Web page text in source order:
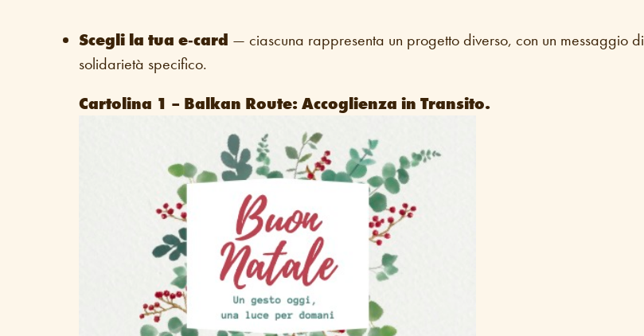
Scegli la tua e‑card — ciascuna rappresenta un progetto diverso, con un messaggio di
solidarietà specifico.
Cartolina 1 – Balkan Route: Accoglienza in Transito.